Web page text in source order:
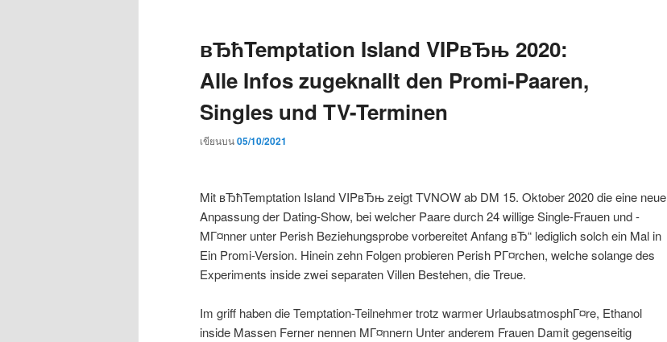
вЂћTemptation Island VIPвЂњ 2020:
Alle Infos zugeknallt den Promi-Paaren,
Singles und TV-Terminen
เขียนบน05/10/2021
Mit вЂћTemptation Island VIPвЂњ zeigt TVNOW ab DM 15. Oktober 2020 die eine neue
Anpassung der Dating-Show, bei welcher Paare durch 24 willige Single-Frauen und -
MГ¤nner unter Perish Beziehungsprobe vorbereitet Anfang вЂ“ lediglich solch ein Mal in
Ein Promi-Version. Hinein zehn Folgen probieren Perish PГ¤rchen, welche solange des
Experiments inside zwei separaten Villen Bestehen, die Treue.
Im griff haben die Temptation-Teilnehmer trotz warmer UrlaubsatmosphГ¤re, Ethanol
inside Massen Ferner nennen MГ¤nnern Unter anderem Frauen Damit gegenseitig